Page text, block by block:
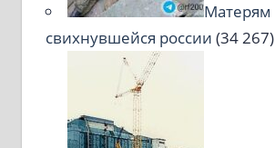
Матерям
свихнувшейся россии (34 267)